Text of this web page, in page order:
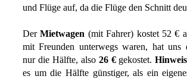
und Flüge auf, da die Flüge den Schnitt
DerMietwagen (mit Fahrer) kostet 52 €
mit Freunden unterwegs waren, hat uns
nur die Hälfte, also 26 €gekostet.Hinweis
es um die Hälfte günstiger, als ein